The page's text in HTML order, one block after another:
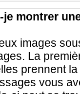
montrer
images
La
prennent
vous